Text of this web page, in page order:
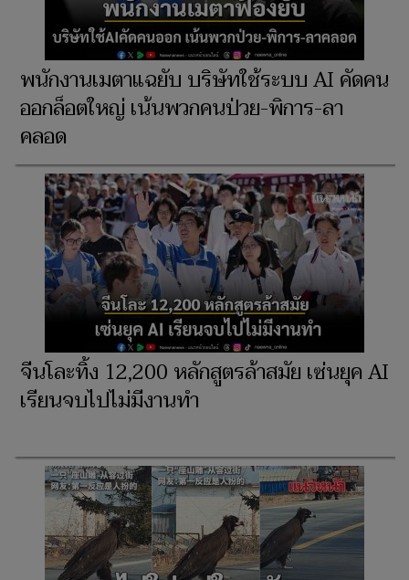
พนักงานเมตาแฉยับ บริษัทใช้ระบบ AI คัดคน
ออกล็อตใหญ่ เน้นพวกคนป่วย-พิการ-ลา
คลอด
จีนโละทิ้ง 12,200 หลักสูตรล้าสมัย เซ่นยุค AI
เรียนจบไปไม่มีงานทำ